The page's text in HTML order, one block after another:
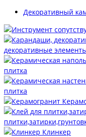
Декоративный
декоративные
плитка
плитка
Клинкер